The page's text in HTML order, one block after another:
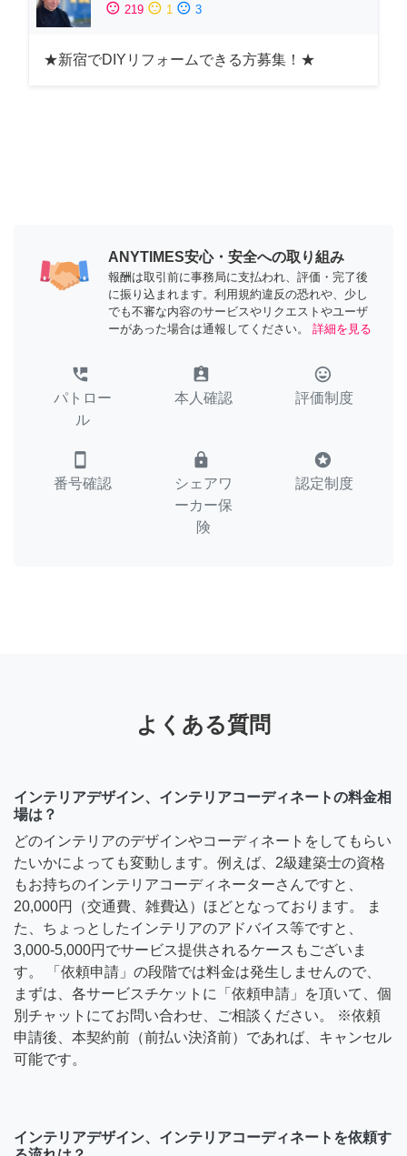
sentiment_satisfied 219 sentiment_neutral 1 sentiment_dissatisfied 3
★新宿でDIYリフォームできる方募集！★
ANYTIMES安心・安全への取り組み
報酬は取引前に事務局に支払われ、評価・完了後
に振り込まれます。利用規約違反の恐れや、少し
でも不審な内容のサービスやリクエストやユーザ
ーがあった場合は通報してください。
詳細を見る
perm_phone_msg
パトロー
ル
assignment_ind
本人確認
tag_faces
評価制度
smartphone
番号確認
lock
シェアワ
ーカー保
険
stars
認定制度
よくある質問
インテリアデザイン、インテリアコーディネートの料金相
場は？
どのインテリアのデザインやコーディネートをしてもらい
たいかによっても変動します。例えば、2級建築士の資格
もお持ちのインテリアコーディネーターさんですと、
20,000円（交通費、雑費込）ほどとなっております。 ま
た、ちょっとしたインテリアのアドバイス等ですと、
3,000-5,000円でサービス提供されるケースもございま
す。 「依頼申請」の段階では料金は発生しませんので、
まずは、各サービスチケットに「依頼申請」を頂いて、個
別チャットにてお問い合わせ、ご相談ください。 ※依頼
申請後、本契約前（前払い決済前）であれば、キャンセル
可能です。
インテリアデザイン、インテリアコーディネートを依頼す